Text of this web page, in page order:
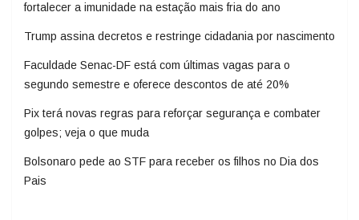
fortalecer a imunidade na estação mais fria do ano
Trump assina decretos e restringe cidadania por nascimento
Faculdade Senac-DF está com últimas vagas para o
segundo semestre e oferece descontos de até 20%
Pix terá novas regras para reforçar segurança e combater
golpes; veja o que muda
Bolsonaro pede ao STF para receber os filhos no Dia dos
Pais